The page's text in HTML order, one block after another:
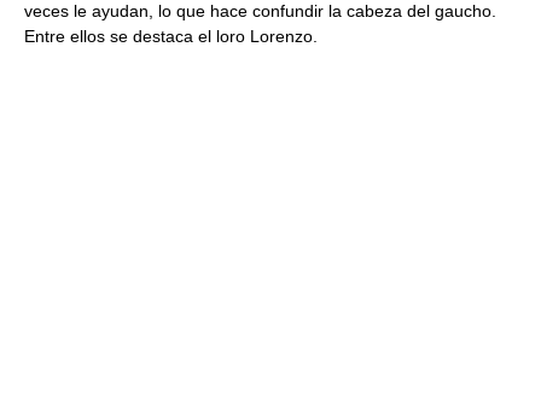
veces le ayudan, lo que hace confundir la cabeza del gaucho.
Entre ellos se destaca el loro Lorenzo.